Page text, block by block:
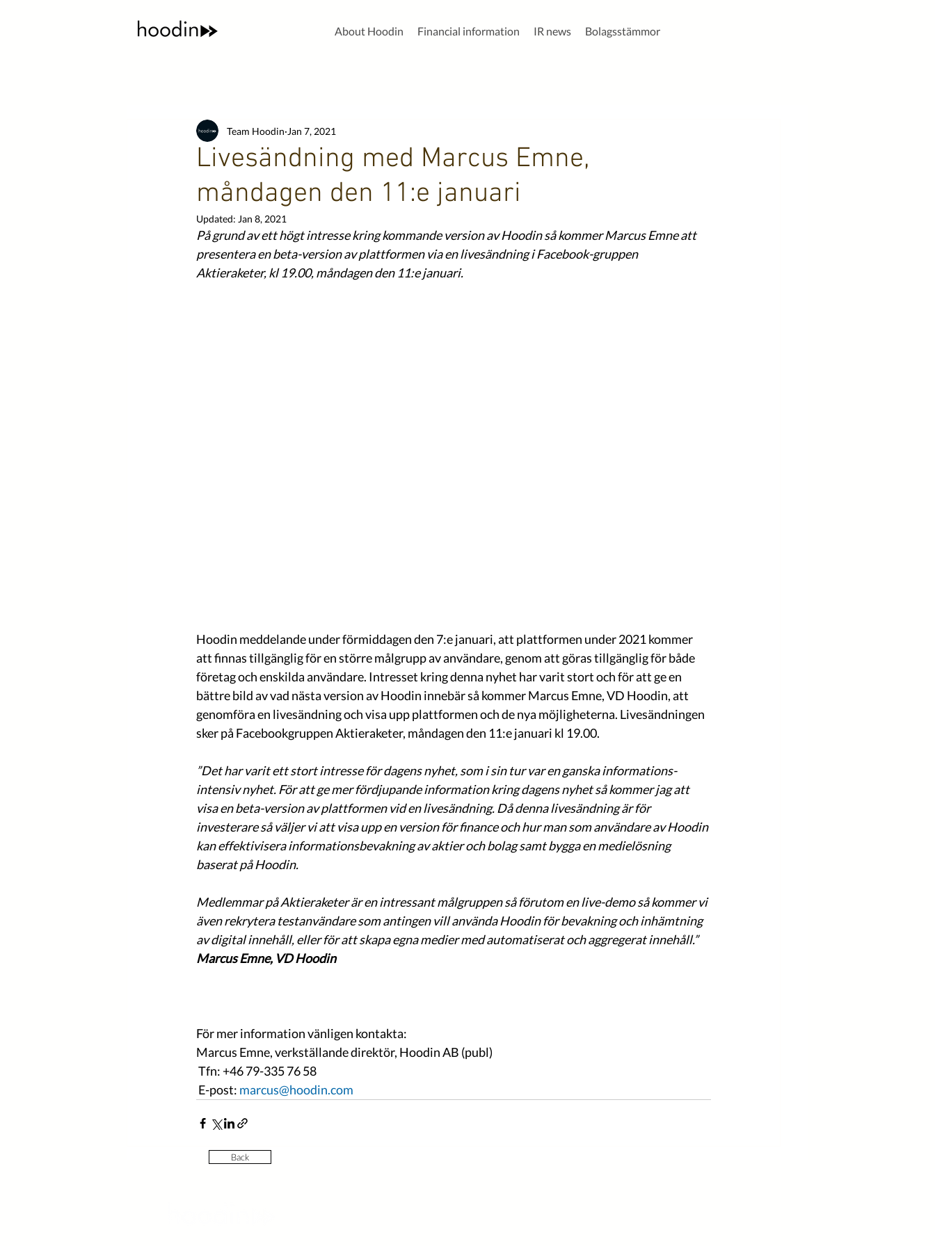
About Hoodin Financial information IR news Bolagsstämmor
Livesändning med Marcus Emne,
måndagen den 11:e januari
Team Hoodin Jan 7, 2021
Updated: Jan 8, 2021
På grund av ett högt intresse kring kommande version av Hoodin så kommer Marcus Emne att
presentera en beta-version av plattformen via en livesändning i Facebook-gruppen
Aktieraketer, kl 19.00, måndagen den 11:e januari.
Hoodin meddelande under förmiddagen den 7:e januari, att plattformen under 2021 kommer
att finnas tillgänglig för en större målgrupp av användare, genom att göras tillgänglig för både
företag och enskilda användare. Intresset kring denna nyhet har varit stort och för att ge en
bättre bild av vad nästa version av Hoodin innebär så kommer Marcus Emne, VD Hoodin, att
genomföra en livesändning och visa upp plattformen och de nya möjligheterna. Livesändningen
sker på Facebookgruppen Aktieraketer, måndagen den 11:e januari kl 19.00.
”Det har varit ett stort intresse för dagens nyhet, som i sin tur var en ganska informations-
intensiv nyhet. För att ge mer fördjupande information kring dagens nyhet så kommer jag att
visa en beta-version av plattformen vid en livesändning. Då denna livesändning är för
investerare så väljer vi att visa upp en version för finance och hur man som användare av Hoodin
kan effektivisera informationsbevakning av aktier och bolag samt bygga en medielösning
baserat på Hoodin.
Medlemmar på Aktieraketer är en intressant målgruppen så förutom en live-demo så kommer vi
även rekrytera testanvändare som antingen vill använda Hoodin för bevakning och inhämtning
av digital innehåll, eller för att skapa egna medier med automatiserat och aggregerat innehåll.”
Marcus Emne, VD Hoodin
För mer information vänligen kontakta:
Marcus Emne, verkställande direktör, Hoodin AB (publ)
Tfn: +46 79-335 76 58
E-post: marcus@hoodin.com
Back